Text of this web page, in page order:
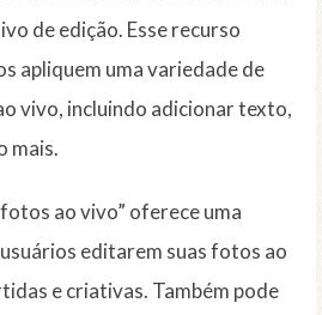
de edição. Esse recurso
apliquem uma variedade de
vivo, incluindo adicionar texto,
mais.
ao vivo” oferece uma
editarem suas fotos ao
e criativas. Também pode